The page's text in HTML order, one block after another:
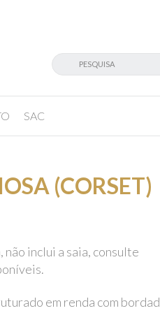
SAC
(CORSET)
não inclui a saia, consulte
em renda com